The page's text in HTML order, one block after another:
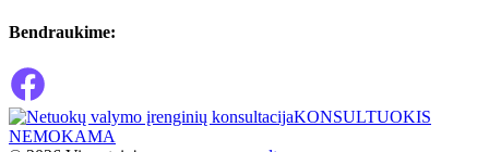
Bendraukime:
KONSULTUOKIS
NEMOKAMA